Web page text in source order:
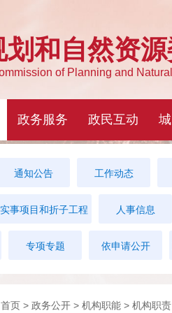
通知公告 工作动态
实事项目和折子工程 人事信息
专项专题 依申请公开
首页 > 政务公开 > 机构职能 > 机构职责